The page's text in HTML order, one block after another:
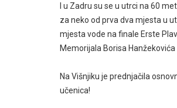
I u Zadru su se u utrci na 60
za neko od prva dva mjesta u
mjesta vode na finale Erste
Memorijala Borisa Hanžekovića
Na Višnjiku je prednjačila
učenica!